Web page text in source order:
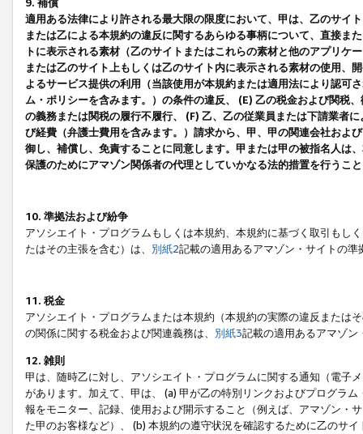
9. 補償
適用ある法律により許される最大限の限度において、甲は、乙のサイ
または乙による本規約の違反に関するあらゆる事柄について、直接ま
トに表示される素材（乙のサイトまたはこれらの素材と他のアプリ
または乙のサイト上もしくは乙のサイト内に表示される素材の使用、
よるサービス提供の利用（当該使用が本規約または適用法により認可
ム・ポリシーを含みます。）の条件の違反、 (E) 乙の税金および関税
の義務または関税の履行不履行、 (F) 乙、乙の従業員または下請業者
び経費（弁護士費用を含みます。）請求から、甲、甲の関連会社およ
御し、補償し、免責することに同意します。甲または甲の被指名人は
保護のためにアマゾン関係者の代理としていかなる法的措置を行うこ
10. 準拠法および紛争
アソシエイト・プログラムもしくは本規約、本規約に基づく取引もし
たはその主張を含む）は、 別紙2記載の適用あるアマゾン・サイトの
11. 税金
アソシエイト・プログラムまたは本規約（本規約の実際の違反または
の関係に関する税金および関連義務は、 別紙3記載の適用あるアマゾン
12. 雑則
甲は、随時乙に対し、アソシエイト・プログラムに関する通知（電子
があります。加えて、甲は、 (a) 甲が乙の特別リンクおよびプログラ
報をモニター、記録、使用および開示すること（例えば、アマゾン・
た甲のお客様など）、 (b) 本規約の遵守状況を確認するために乙のサ